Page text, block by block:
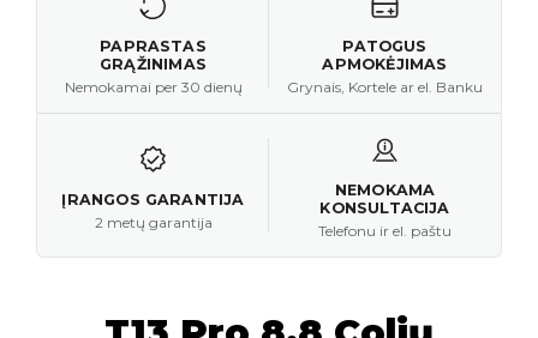
PAPRASTAS
GRĄŽINIMAS
Nemokamai per 30 dienų
PATOGUS
APMOKĖJIMAS
Grynais, Kortele ar el. Banku
ĮRANGOS GARANTIJA
2 metų garantija
NEMOKAMA
KONSULTACIJA
Telefonu ir el. paštu